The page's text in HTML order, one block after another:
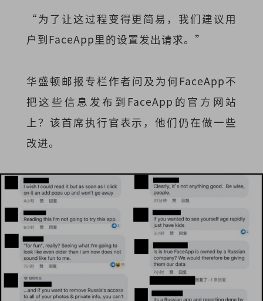
“为了让这过程变得更简易，我们建议用
户到FaceApp里的设置发出请求。”
华盛顿邮报专栏作者问及为何FaceApp不
把这些信息发布到FaceApp的官方网站
上？该首席执行官表示，他们仍在做一些
改进。